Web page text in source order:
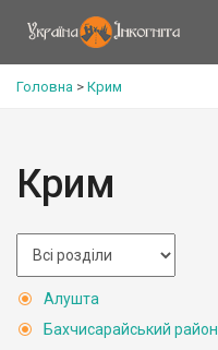
Головна > Крим
Крим
Алушта
Бахчисарайський район